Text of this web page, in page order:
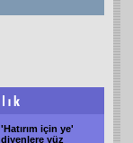
'Hatırım için ye'
diyenlere yüz